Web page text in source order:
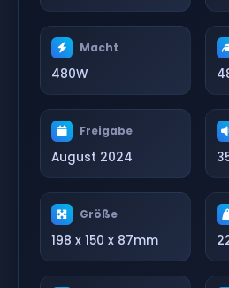
Macht
480W
Freigabe
August 2024
Größe
198 x 150 x 87mm